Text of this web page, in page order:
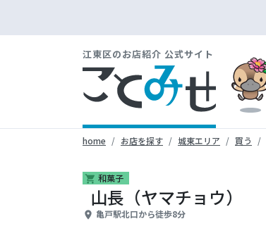
江東区のお店紹介 公式サイト
home お店を探す 城東エリア 買う
shopping_cart 和菓子
山長（ヤマチョウ）
place 亀戸駅北口から徒歩8分